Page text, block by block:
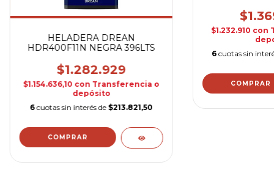
HELADERA DREAN
HDR400F11N NEGRA 396LTS
$1.282.929
$1.154.636,10 con Transferencia o
depósito
6 cuotas sin interés de $213.821,50
$1.232.910 con
6 cuotas sin